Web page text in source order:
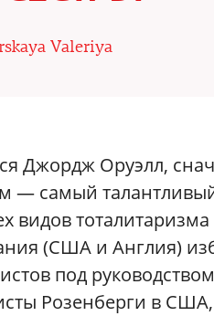
Valeriya
Джордж Оруэлл,
— самый
видов
(США и Англия)
под
Розенберги в